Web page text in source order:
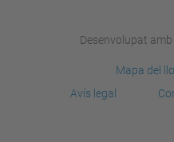
Desenvolupat amb
Mapa del
Avís legal